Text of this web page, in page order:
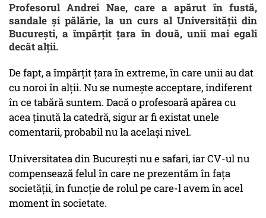
Profesorul Andrei Nae, care a apărut în fustă,
sandale și pălărie, la un curs al Universității din
București, a împărțit țara în două, unii mai egali
decât alții.
De fapt, a împărțit țara în extreme, în care unii au dat
cu noroi în alții. Nu se numește acceptare, indiferent
în ce tabără suntem. Dacă o profesoară apărea cu
acea ținută la catedră, sigur ar fi existat unele
comentarii, probabil nu la același nivel.
Universitatea din București nu e safari, iar CV-ul nu
compensează felul în care ne prezentăm în fața
societății, în funcție de rolul pe care-l avem în acel
moment în societate.